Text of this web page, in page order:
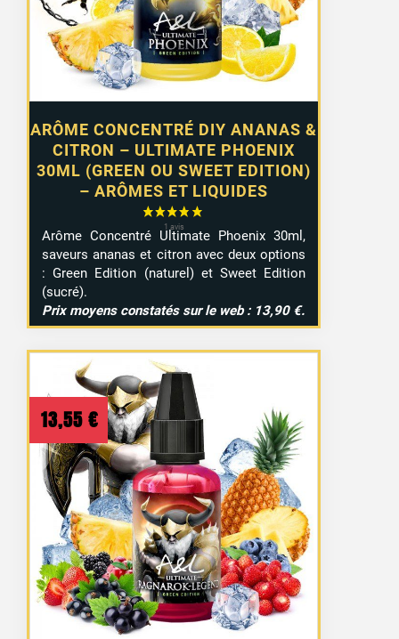
ARÔME CONCENTRÉ DIY ANANAS &
CITRON – ULTIMATE PHOENIX
30ML (GREEN OU SWEET EDITION)
– ARÔMES ET LIQUIDES
Arôme Concentré Ultimate Phoenix 30ml,
saveurs ananas et citron avec deux options
: Green Edition (naturel) et Sweet Edition
(sucré).
Prix moyens constatés sur le web : 13,90 €.
13,55 €